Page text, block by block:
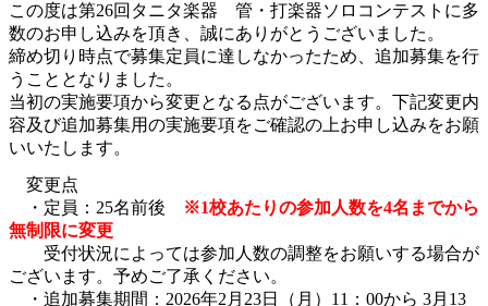
この度は第26回タニタ楽器 管・打楽器ソロコンテストに多
数のお申し込みを頂き、誠にありがとうございました。
締め切り時点で募集定員に達しなかったため、追加募集を行
うこととなりました。
当初の実施要項から変更となる点がございます。下記変更内
容及び追加募集用の実施要項をご確認の上お申し込みをお願
いいたします。
変更点
・定員：25名前後
※1校あたりの参加人数を4名までから
無制限に変更
受付状況によっては参加人数の調整をお願いする場合が
ございます。予めご了承ください。
・追加募集期間：2026年2月23日（月）11：00から 3月13